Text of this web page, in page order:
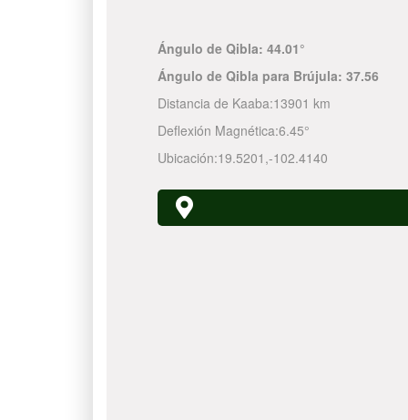
Ángulo de Qibla: 44.01°
Ángulo de Qibla para Brújula: 37.56
Distancia de Kaaba:13901 km
Deflexión Magnética:6.45°
Ubicación:19.5201 ,-102.4140